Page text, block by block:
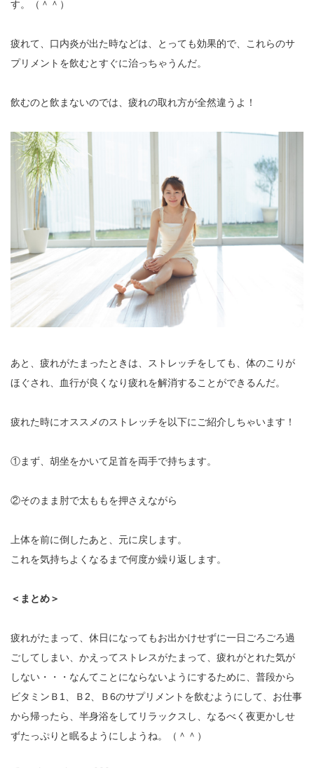
す。（＾＾）
疲れて、口内炎が出た時などは、とっても効果的で、これらのサ
プリメントを飲むとすぐに治っちゃうんだ。
飲むのと飲まないのでは、疲れの取れ方が全然違うよ！
あと、疲れがたまったときは、ストレッチをしても、体のこりが
ほぐされ、血行が良くなり疲れを解消することができるんだ。
疲れた時にオススメのストレッチを以下にご紹介しちゃいます！
①まず、胡坐をかいて足首を両手で持ちます。
②そのまま肘で太ももを押さえながら
上体を前に倒したあと、元に戻します。
これを気持ちよくなるまで何度か繰り返します。
＜まとめ＞
疲れがたまって、休日になってもお出かけせずに一日ごろごろ過
ごしてしまい、かえってストレスがたまって、疲れがとれた気が
しない・・・なんてことにならないようにするために、普段から
ビタミンＢ1、Ｂ2、Ｂ6のサプリメントを飲むようにして、お仕事
から帰ったら、半身浴をしてリラックスし、なるべく夜更かしせ
ずたっぷりと眠るようにしようね。（＾＾）